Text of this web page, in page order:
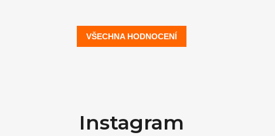
VŠECHNA HODNOCENÍ
Instagram